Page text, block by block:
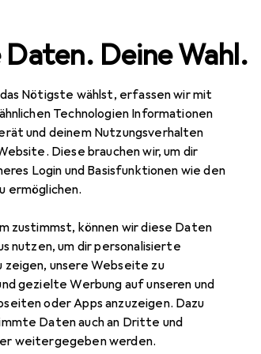
Daten. Deine Wahl.
das Nötigste wählst, erfassen wir mit
Technologien Informationen
und deinem Nutzungsverhalten
Diese brauchen wir, um dir
Login und Basisfunktionen wie den
ermöglichen.
zustimmst, können wir diese Daten
nutzen, um dir personalisierte
zeigen, unsere Webseite zu
gezielte Werbung auf unseren und
oder Apps anzuzeigen. Dazu
Daten auch an Dritte und
weitergegeben werden.
IT + Multimedia Peripherie